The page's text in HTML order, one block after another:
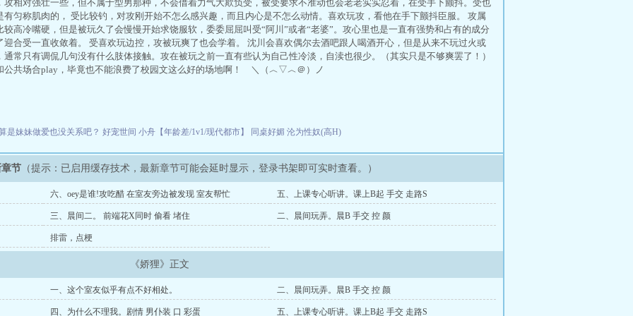
攻相对强壮一些，但不属于型男那种，不会借着力气大欺负受，被受要求不准动也会老老实实忍着，在受手下颤抖。受也
有匀称肌肉的， 受比较钓，对攻刚开始不怎么感兴趣，而且内心是不怎么动情。喜欢玩攻，看他在手下颤抖臣服。 攻属
较高冷嘴硬，但是被玩久了会慢慢开始求饶服软，委委屈屈叫受“阿川”或者“老婆”。攻心里也是一直有强势和占有的成分
迎合受一直收敛着。 受喜欢玩边控，攻被玩爽了也会学着。 沈川会喜欢偶尔去酒吧跟人喝酒开心，但是从来不玩过火或
通常只有调侃几句没有什么肢体接触。攻在被玩之前一直有些认为自己性冷淡，自渎也很少。（其实只是不够爽罢了！）
公共场合play，毕竟也不能浪费了校园文这么好的场地啊！ ＼（︿▽︿＠）ノ
是妹妹做爱也没关系吧？ 好宠世间 小舟【年龄差/1v1/现代都市】 同桌好媚 沦为性奴(高H)
节 （提示：已启用缓存技术，最新章节可能会延时显示，登录书架即可实时查看。）
六、oey是谁!攻吃醋 在室友旁边被发现 室友帮忙 五、上课专心听讲。课上B起 手交 走路S
三、晨间二。 前端花X同时 偷看 堵住 二、晨间玩弄。晨B 手交 控 颜
排雷，点梗
《娇狸》正文
一、这个室友似乎有点不好相处。 二、晨间玩弄。晨B 手交 控 颜
四、为什么不理我。剧情 男仆装 口 彩蛋 五、上课专心听讲。课上B起 手交 走路S